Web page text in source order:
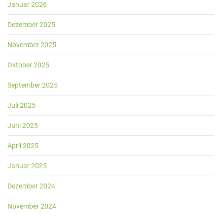
Januar 2026
Dezember 2025
November 2025
Oktober 2025
September 2025
Juli 2025
Juni 2025
April 2025
Januar 2025
Dezember 2024
November 2024